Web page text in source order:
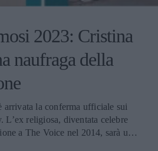
2023: Cristina
naufraga della
arrivata la conferma ufficiale sui
L’ex religiosa, diventata celebre
a The Voice nel 2014, sarà una